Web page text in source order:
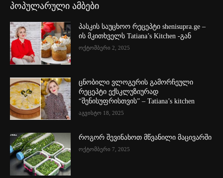
პოპულარული ამბები
პასკის საუცხოო რეცეპტი shenisupra.ge –
ის მკითხველს Tatiana’s Kitchen -გან
ოქტომბერი 2, 2025
ცნობილი ვლოგერის გამორჩეული
რეცეპტი ექსკლუზიურად
“შენისუფრისთვის” – Tatiana’s kitchen
აგვისტო 18, 2025
როგორ შევინახოთ მწვანილი მაცივარში
ოქტომბერი 7, 2025